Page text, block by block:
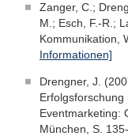
Zanger, C.;
M.; Esch, F.-R.;
Kommunikation,
Informationen]
Drengner, J.
Eventmarketing:
München, S.